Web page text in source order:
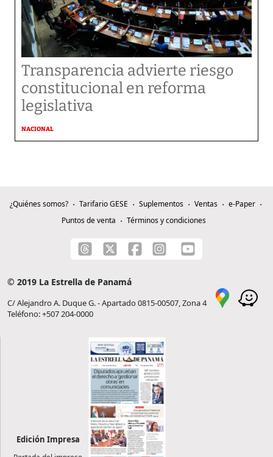
Transparencia advierte riesgo
constitucional en reforma
legislativa
NACIONAL
¿Quiénes somos? Tarifario GESE Suplementos Ventas
e-Paper
Puntos de venta
Términos y condiciones
© 2019 La Estrella de Panamá
C/ Alejandro A. Duque G. - Apartado 0815-00507, Zona 4
Teléfono: +507 204-0000
Edición Impresa